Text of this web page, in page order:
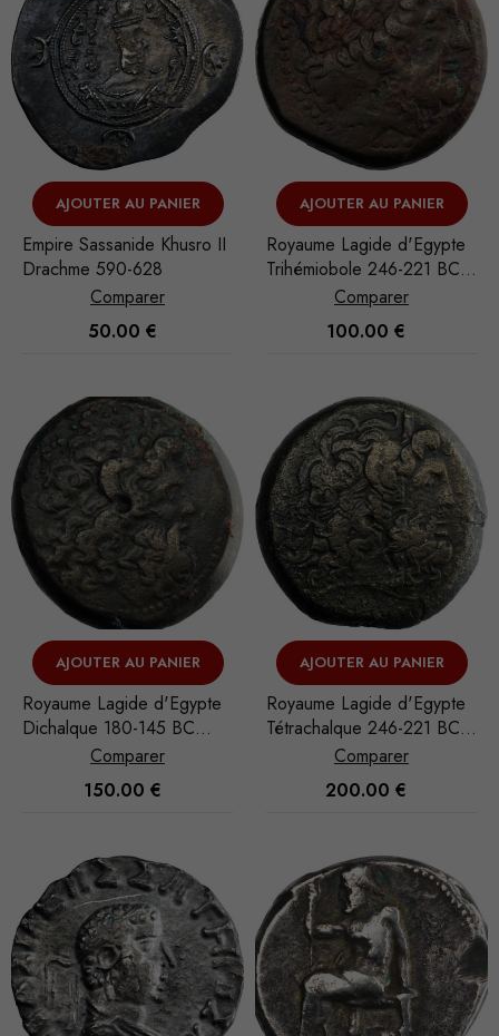
AJOUTER AU PANIER
Empire Sassanide Khusro II
Drachme 590-628
Comparer
50.00 €
AJOUTER AU PANIER
Royaume Lagide d'Egypte
Trihémiobole 246-221 BC
AlexandrieComparer
100.00 €
AJOUTER AU PANIER
Royaume Lagide d'Egypte
Dichalque 180-145 BC
AlexandrieComparer
150.00 €
AJOUTER AU PANIER
Royaume Lagide d'Egypte
Tétrachalque 246-221 BC
AlexandrieComparer
200.00 €